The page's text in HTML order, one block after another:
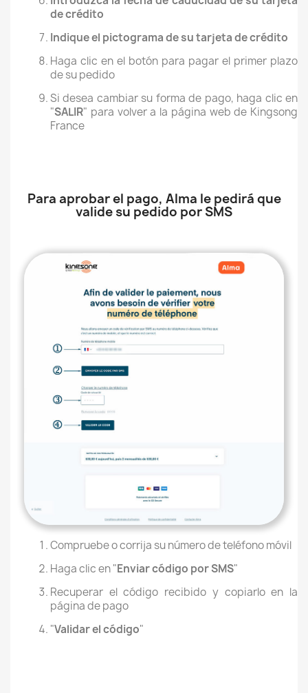
de crédito
Indique el pictograma de su tarjeta de crédito
Haga clic en el botón para pagar el primer plazo
de su pedido
Si desea cambiar su forma de pago, haga clic en
"SALIR" para volver a la página web de Kingsong
France
Para aprobar el pago, Alma le pedirá que
valide su pedido por SMS
Compruebe o corrija su número de teléfono móvil
Haga clic en "Enviar código por SMS"
Recuperar el código recibido y copiarlo en la
página de pago
"Validar el código"